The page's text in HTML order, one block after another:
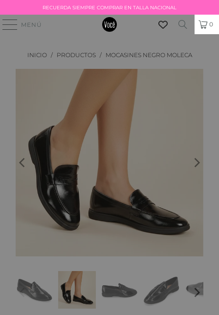
RECUERDA SIEMPRE COMPRAR EN TALLA NACIONAL
MENÚ 0
INICIO / PRODUCTOS / MOCASINES NEGRO MOLECA